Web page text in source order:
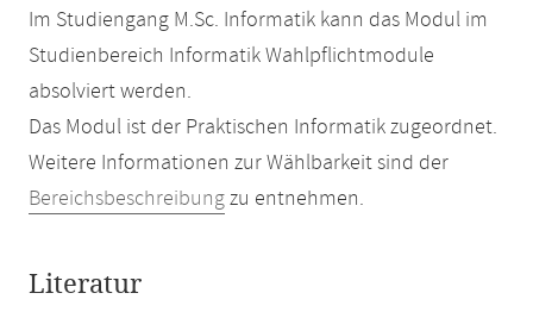
Im Studiengang M.Sc. Informatik kann das Modul im
Studienbereich Informatik Wahlpflichtmodule
absolviert werden.
Das Modul ist der Praktischen Informatik zugeordnet.
Weitere Informationen zur Wählbarkeit sind der
Bereichsbeschreibungzu entnehmen.
Literatur